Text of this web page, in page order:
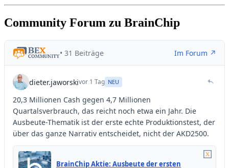
Community Forum zu BrainChip